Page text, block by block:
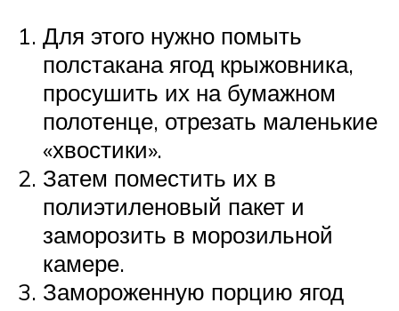
Для этого нужно помыть
полстакана ягод крыжовника,
просушить их на бумажном
полотенце, отрезать маленькие
«хвостики».
Затем поместить их в
полиэтиленовый пакет и
заморозить в морозильной
камере.
Замороженную порцию ягод